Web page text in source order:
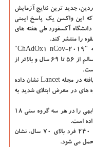
، جدید ترین نتایج آزمایش
این واکسن یک پاسخ ایمنی
آکسفورد طی هفته های
را منتشر کند.
نشان داده شده است که این واکسن در بزرگسالان سالم از 56 تا 69 سال و بالاتر از
محققان می گویند داده های آزمایش فاز 2 انتشار یافته در مجله Lancet نشان داده
در معرض ابتلای شدید به
به گفته محققان، این آزمایش، پاسخ های ایمنی مشابهی را در هر سه گروه سنی 18
این آزمایش بر روی 560 بزرگسال سالم همچون 240 فرد بالای 70 سال، نشان
می شود.